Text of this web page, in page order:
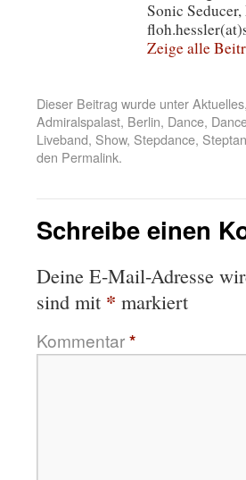
Sonic
Zeige alle
Dieser Beitrag wurde unterAktuelles,
Admiralspalast, Berlin, Dance,
Liveband, Show, Stepdance,
den Permalink.
Schreibe einen
Deine E-Mail-Adresse
sind mit * markiert
Kommentar*